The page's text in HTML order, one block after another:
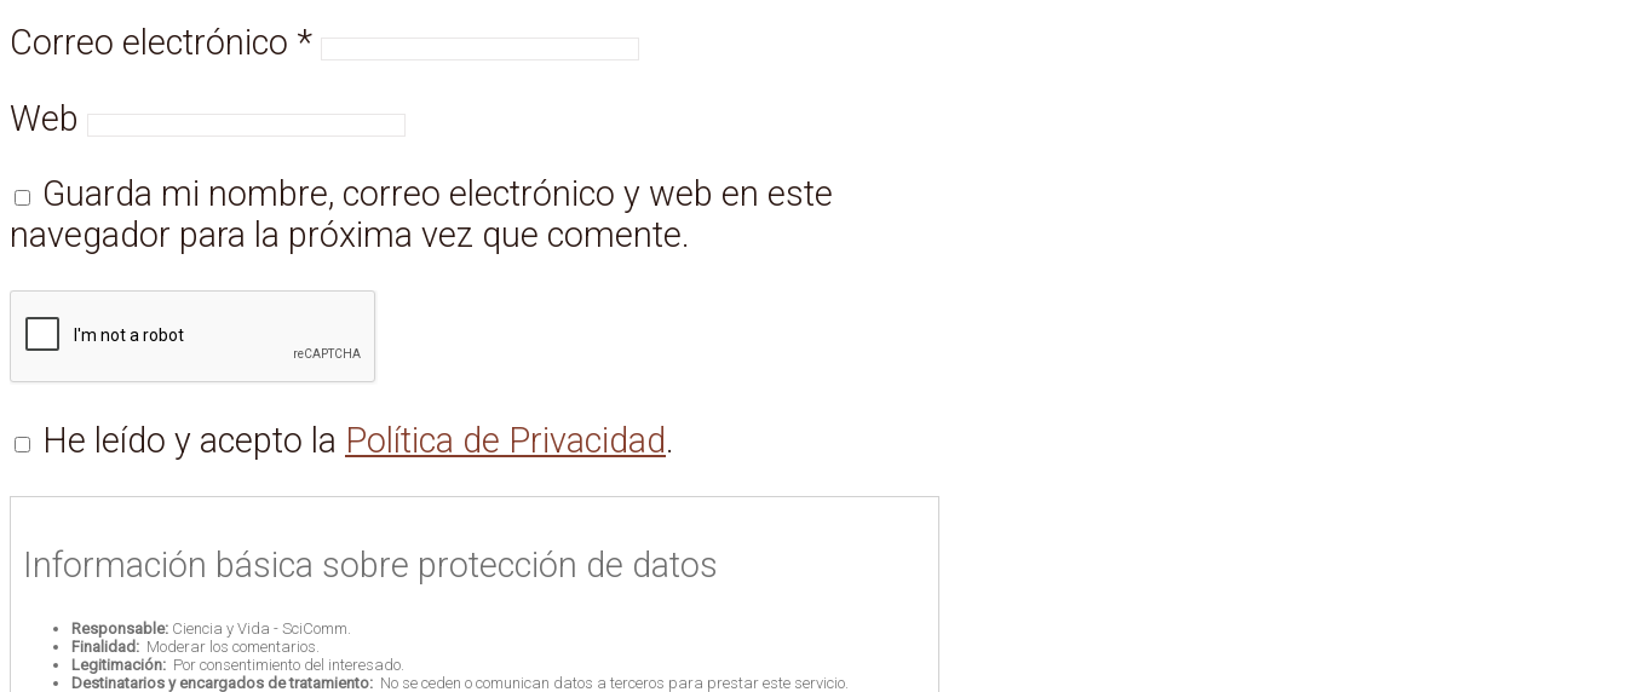
Correo electrónico *
Web
Guarda mi nombre, correo electrónico y web en este
navegador para la próxima vez que comente.
He leído y acepto la Política de Privacidad.
Información básica sobre protección de datos
Responsable: Ciencia y Vida - SciComm.
Finalidad: Moderar los comentarios.
Legitimación: Por consentimiento del interesado.
Destinatarios y encargados de tratamiento: No se ceden o comunican datos a terceros para prestar este servicio.